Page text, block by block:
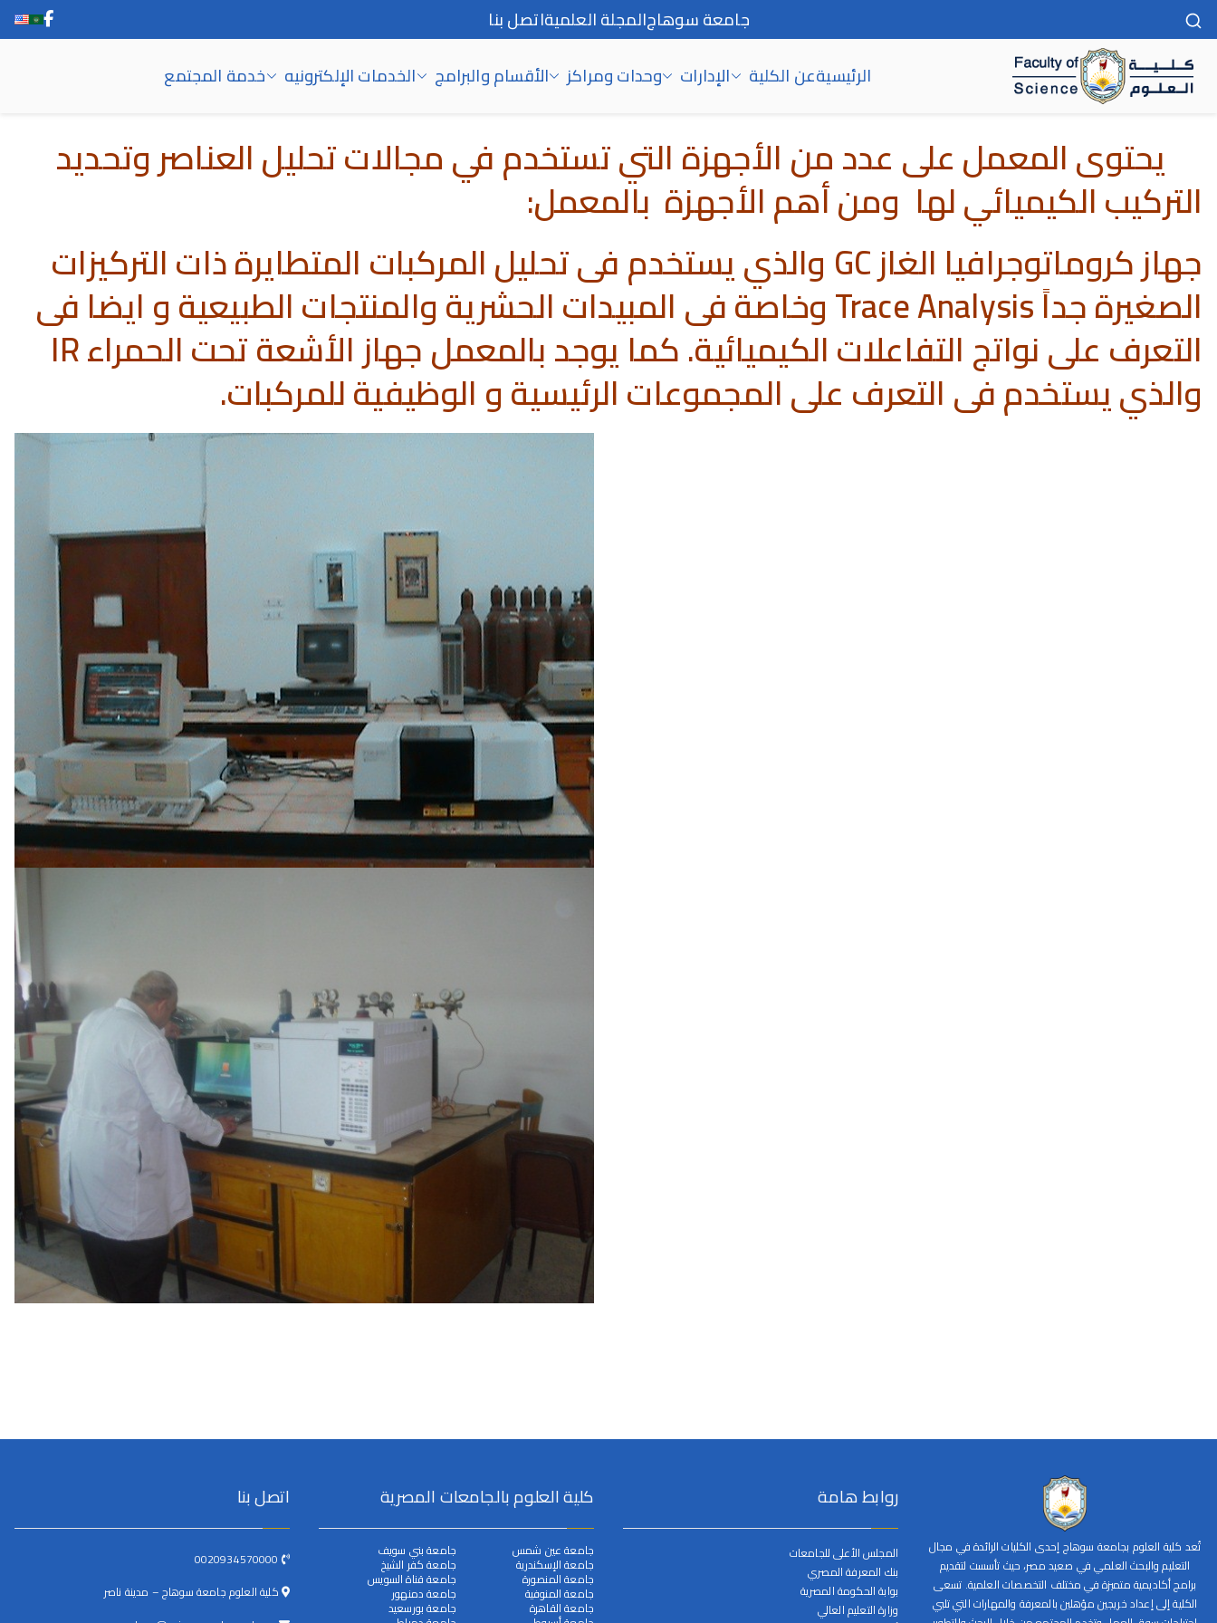
جامعة سوهاجالمجلة العلميةاتصل بنا
الرئيسيةعن الكلية الإدارات وحدات ومراكز الأقسام والبرامج الخدمات الإلكترونيه خدمة المجتمع
يحتوى المعمل على عدد من الأجهزة التي تستخدم في مجالات تحليل العناصر وتحديد
التركيب الكيميائي لها ومن أهم الأجهزة بالمعمل:
جهاز كروماتوجرافيا الغاز GC والذي يستخدم فى تحليل المركبات المتطايرة ذات التركيزات
الصغيرة جداً Trace Analysis وخاصة فى المبيدات الحشرية والمنتجات الطبيعية و ايضا فى
التعرف على نواتج التفاعلات الكيميائية. كما يوجد بالمعمل جهاز الأشعة تحت الحمراء IR
والذي يستخدم فى التعرف على المجموعات الرئيسية و الوظيفية للمركبات.
تُعد كلية العلوم بجامعة سوهاج إحدى الكليات الرائدة في مجال
التعليم والبحث العلمي في صعيد مصر، حيث تأسست لتقديم
برامج أكاديمية متميزة في مختلف التخصصات العلمية. تسعى
الكلية إلى إعداد خريجين مؤهلين بالمعرفة والمهارات التي تلبي
روابط هامة
المجلس الأعلى للجامعات
بنك المعرفة المصري
بوابة الحكومة المصرية
وزارة التعليم العالي
كلية العلوم بالجامعات المصرية
جامعة عين شمس
جامعة الإسكندرية
جامعة المنصورة
جامعة المنوفية
جامعة القاهرة
جامعة بني سويف
جامعة كفر الشيخ
جامعة قناة السويس
جامعة دمنهور
جامعة بورسعيد
اتصل بنا
كلية العلوم جامعة سوهاج – مدينة ناصر